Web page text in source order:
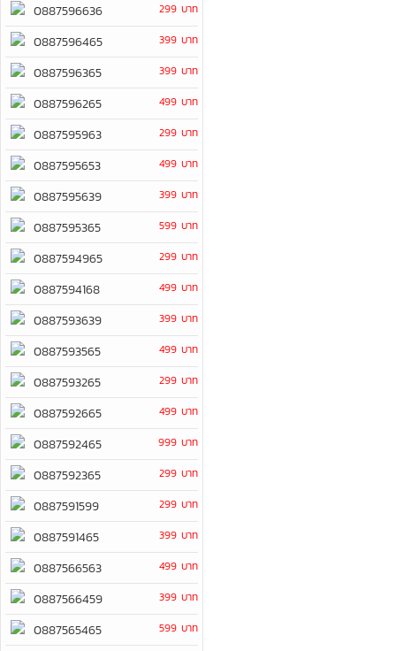
0887596636 299 บาท
0887596465 399 บาท
0887596365 399 บาท
0887596265 499 บาท
0887595963 299 บาท
0887595653 499 บาท
0887595639 399 บาท
0887595365 599 บาท
0887594965 299 บาท
0887594168 499 บาท
0887593639 399 บาท
0887593565 499 บาท
0887593265 299 บาท
0887592665 499 บาท
0887592465 999 บาท
0887592365 299 บาท
0887591599 299 บาท
0887591465 399 บาท
0887566563 499 บาท
0887566459 399 บาท
0887565465 599 บาท